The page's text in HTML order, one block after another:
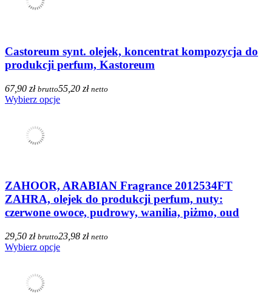
Castoreum synt. olejek, koncentrat kompozycja do
produkcji perfum, Kastoreum
67,90 zł brutto55,20 zł netto
Wybierz opcje
ZAHOOR, ARABIAN Fragrance 2012534FT
ZAHRA, olejek do produkcji perfum, nuty:
czerwone owoce, pudrowy, wanilia, piżmo, oud
29,50 zł brutto23,98 zł netto
Wybierz opcje